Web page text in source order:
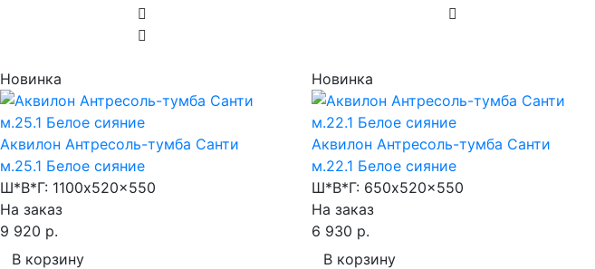
Новинка
Аквилон Антресоль-тумба Санти
м.25.1 Белое сияние
Ш*В*Г: 1100x520x550
На заказ
9 920 р.
В корзину
Новинка
Аквилон Антресоль-тумба Санти
м.22.1 Белое сияние
Ш*В*Г:650x520x550
На заказ
6 930 р.
В корзину